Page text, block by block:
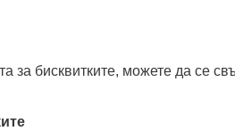
за бисквитките, можете да се